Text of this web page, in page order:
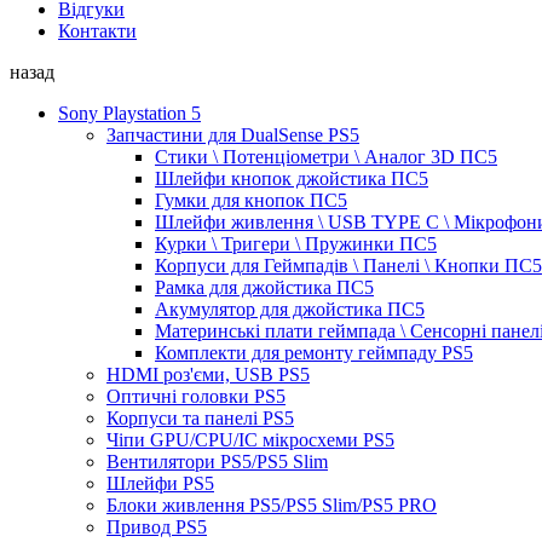
Відгуки
Контакти
назад
Sony Playstation 5
Запчастини для DualSense PS5
Стики \ Потенціометри \ Аналог 3D ПС5
Шлейфи кнопок джойстика ПС5
Гумки для кнопок ПС5
Шлейфи живлення \ USB TYPE C \
Курки \ Тригери \ Пружинки ПС5
Корпуси для Геймпадів \ Панелі \ Кнопки ПС5
Рамка для джойстика ПС5
Акумулятор для джойстика ПС5
Материнські плати геймпада \ Сенсорні
Комплекти для ремонту геймпаду PS5
HDMI роз'єми, USB PS5
Оптичні головки PS5
Корпуси та панелі PS5
Чіпи GPU/CPU/IC мікросхеми PS5
Вентилятори PS5/PS5 Slim
Шлейфи PS5
Блоки живлення PS5/PS5 Slim/PS5 PRO
Привод PS5